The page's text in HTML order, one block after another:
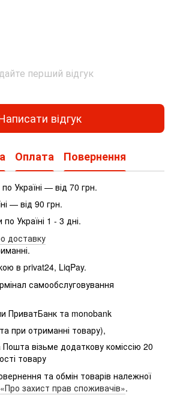
перший відгук
відгук
Оплата Повернення
Україні — від 70 грн.
— від 90 грн.
Україні 1 - 3 дні.
доставку
в privat24, LiqPay.
самообслуговування
ПриватБанк та monobank
при отриманні товару),
візьме додаткову коміссію 20
товару
та обмін товарів належної
«Про захист прав споживачів».